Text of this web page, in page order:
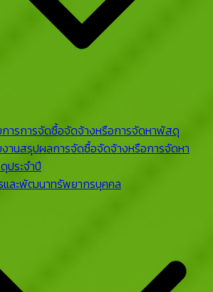
การการจัดซื้อจัดจ้างหรือการจัดหาพัสดุ
งานสรุปผลการจัดซื้อจัดจ้างหรือการจัดหา
ประจําปี
และพัฒนาทรัพยากรบุคคล